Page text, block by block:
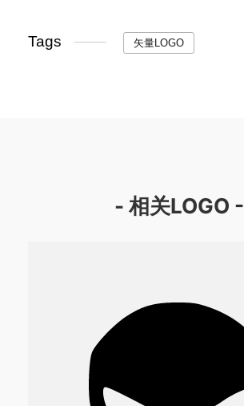
Tags 矢量LOGO
- 相关LOGO -